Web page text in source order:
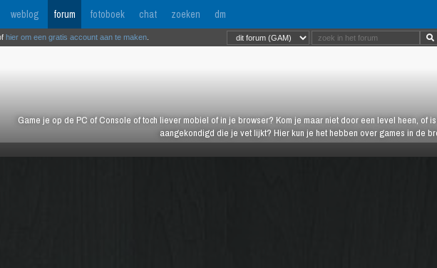
weblog forum fotoboek chat zoeken dm
Game je op de PC of Console of toch liever mobiel of in je browser? Kom je maar niet door een level heen, of
aangekondigd die je vet lijkt? Hier kun je het hebben over games in de
hier om een gratis account aan te maken